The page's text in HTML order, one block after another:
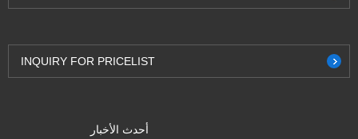
INQUIRY FOR PRICELIST
أحدث الأخبار